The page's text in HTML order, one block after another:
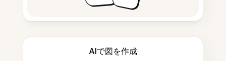
AIで図を作成